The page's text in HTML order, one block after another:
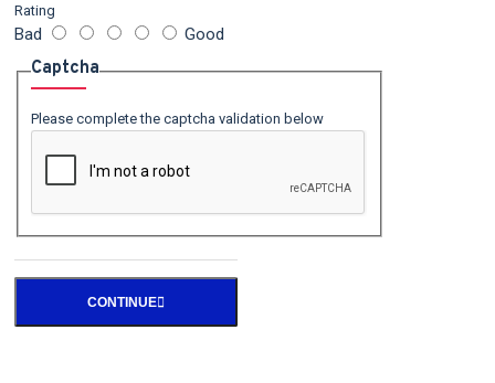
Rating
Bad Good
Captcha
Please complete the captcha validation below
CONTINUE